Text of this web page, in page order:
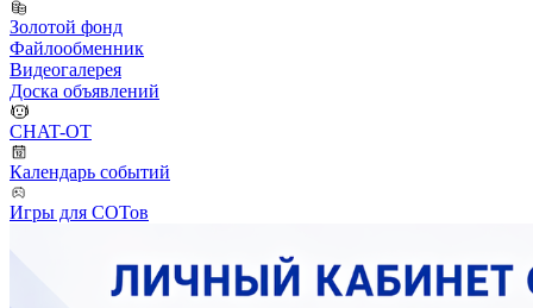
Золотой фонд
Файлообменник
Видеогалерея
Доска объявлений
CHAT-OT
Календарь событий
Игры для СОТов